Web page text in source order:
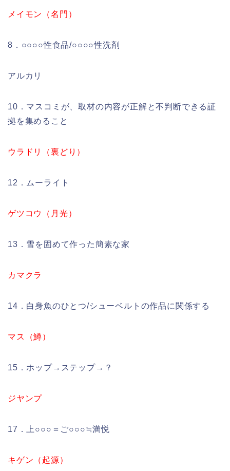
メイモン（名門）
8．○○○○性食品/○○○○性洗剤
アルカリ
10．マスコミが、取材の内容が正解と不判断できる証
拠を集めること
ウラドリ（裏どり）
12．ムーライト
ゲツコウ（月光）
13．雪を固めて作った簡素な家
カマクラ
14．白身魚のひとつ/シューベルトの作品に関係する
マス（鱒）
15．ホップ→ステップ→？
ジヤンプ
17．上○○○＝ご○○○≒満悦
キゲン（起源）